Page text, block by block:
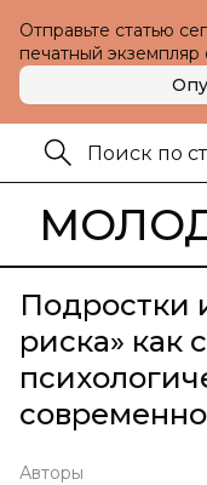
Отправьте статью
печатный экземпляр
Подростки
риска» как
Авторы